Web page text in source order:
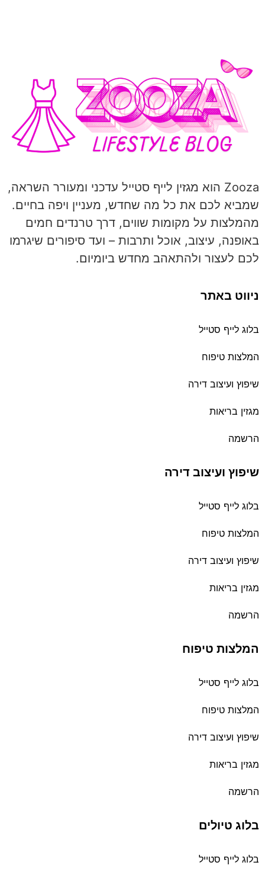
Zooza הוא מגזין לייף סטייל עדכני ומעורר השראה,
שמביא לכם את כל מה שחדש, מעניין ויפה בחיים.
מהמלצות על מקומות שווים, דרך טרנדים חמים
באופנה, עיצוב, אוכל ותרבות – ועד סיפורים שיגרמו
לכם לעצור ולהתאהב מחדש ביומיום.
ניווט באתר
בלוג לייף סטייל
המלצות טיפוח
שיפוץ ועיצוב דירה
מגזין בריאות
הרשמה
שיפוץ ועיצוב דירה
בלוג לייף סטייל
המלצות טיפוח
שיפוץ ועיצוב דירה
מגזין בריאות
הרשמה
המלצות טיפוח
בלוג לייף סטייל
המלצות טיפוח
שיפוץ ועיצוב דירה
מגזין בריאות
הרשמה
בלוג טיולים
בלוג לייף סטייל